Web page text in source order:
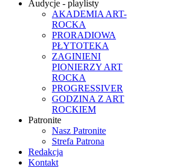
Audycje - playlisty
AKADEMIA ART-
ROCKA
PRORADIOWA
PŁYTOTEKA
ZAGINIENI
PIONIERZY ART
ROCKA
PROGRESSIVER
GODZINA Z ART
ROCKIEM
Patronite
Nasz Patronite
Strefa Patrona
Redakcja
Kontakt